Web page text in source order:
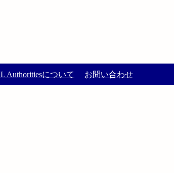
Authoritiesについて お問い合わせ